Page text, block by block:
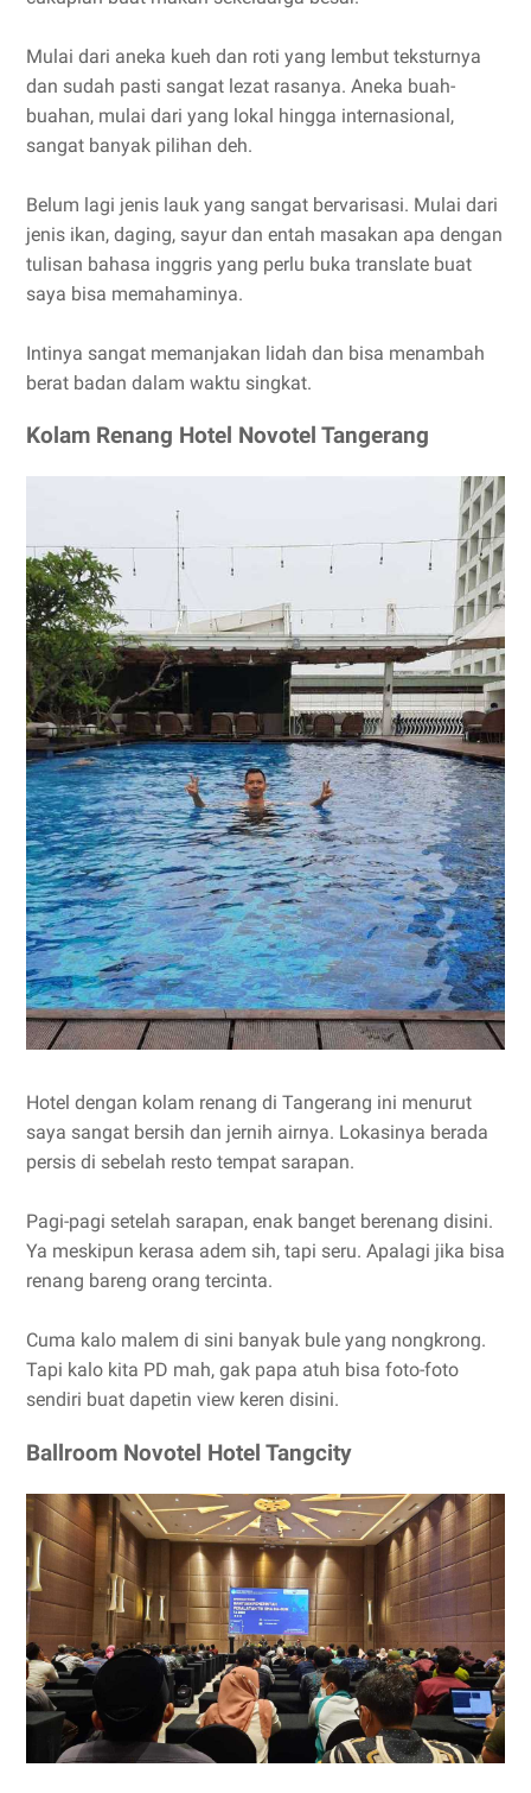
Mulai dari aneka kueh dan roti yang lembut teksturnya
dan sudah pasti sangat lezat rasanya. Aneka buah-
buahan, mulai dari yang lokal hingga internasional,
sangat banyak pilihan deh.
Belum lagi jenis lauk yang sangat bervarisasi. Mulai dari
jenis ikan, daging, sayur dan entah masakan apa dengan
tulisan bahasa inggris yang perlu buka translate buat
saya bisa memahaminya.
Intinya sangat memanjakan lidah dan bisa menambah
berat badan dalam waktu singkat.
Kolam Renang Hotel Novotel Tangerang
Hotel dengan kolam renang di Tangerang ini menurut
saya sangat bersih dan jernih airnya. Lokasinya berada
persis di sebelah resto tempat sarapan.
Pagi-pagi setelah sarapan, enak banget berenang disini.
Ya meskipun kerasa adem sih, tapi seru. Apalagi jika bisa
renang bareng orang tercinta.
Cuma kalo malem di sini banyak bule yang nongkrong.
Tapi kalo kita PD mah, gak papa atuh bisa foto-foto
sendiri buat dapetin view keren disini.
Ballroom Novotel Hotel Tangcity